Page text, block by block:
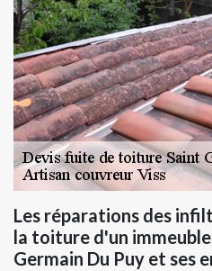
Les réparations des
la toiture d'un
Germain Du Puy et ses